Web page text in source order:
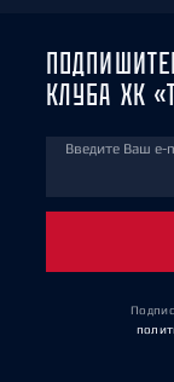
КЛУБА ХК
Введите Ваш e-